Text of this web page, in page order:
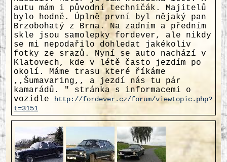
autu mám i původní techničák. Majitelů
bylo hodně. Úplně první byl nějaký pan
Brzobohatý z Brna. Na zadním a předním
skle jsou samolepky fordever, ale nikdy
se mi nepodařilo dohledat jakékoliv
fotky ze srazů. Nyní se auto nachází v
Klatovech, kde v létě často jezdím po
okolí. Máme trasu které říkáme
,,Šumavaring,, a jezdí nás tu pár
kamarádů. " stránka s informacemi o
vozidle
http://fordever.cz/forum/viewtopic.php?
t=3151